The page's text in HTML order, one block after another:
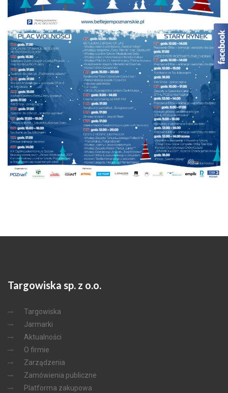
Targowiska sp. z o.o.
Targowiska
Jarmarki
Aktualności
O firmie
Zarządzenia
Zamówienia publiczne
Platforma zakupowa